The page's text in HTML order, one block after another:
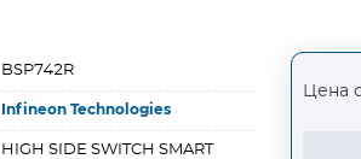
BSP742R
Infineon Technologies
HIGH SIDE SWITCH SMART
Цена